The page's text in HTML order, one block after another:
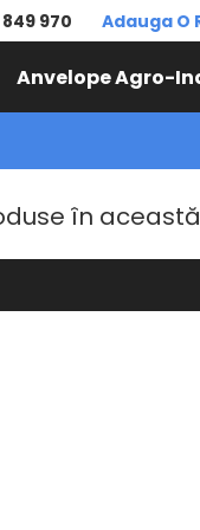
970 Adauga O
Anvelope Agro-
în